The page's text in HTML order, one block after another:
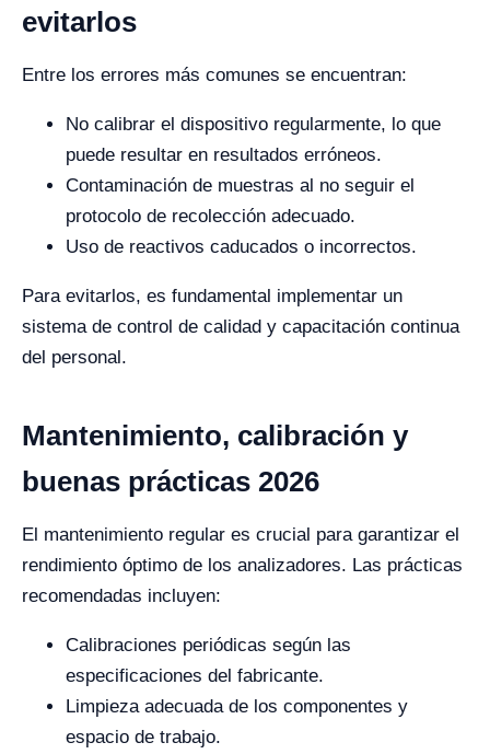
evitarlos
Entre los errores más comunes se encuentran:
No calibrar el dispositivo regularmente, lo que
puede resultar en resultados erróneos.
Contaminación de muestras al no seguir el
protocolo de recolección adecuado.
Uso de reactivos caducados o incorrectos.
Para evitarlos, es fundamental implementar un
sistema de control de calidad y capacitación continua
del personal.
Mantenimiento, calibración y
buenas prácticas 2026
El mantenimiento regular es crucial para garantizar el
rendimiento óptimo de los analizadores. Las prácticas
recomendadas incluyen:
Calibraciones periódicas según las
especificaciones del fabricante.
Limpieza adecuada de los componentes y
espacio de trabajo.